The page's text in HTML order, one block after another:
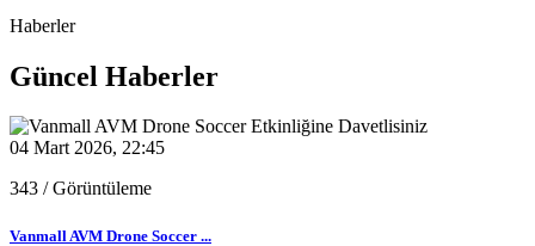
Haberler
Güncel Haberler
04 Mart 2026, 22:45
343 / Görüntüleme
Vanmall AVM Drone Soccer ...